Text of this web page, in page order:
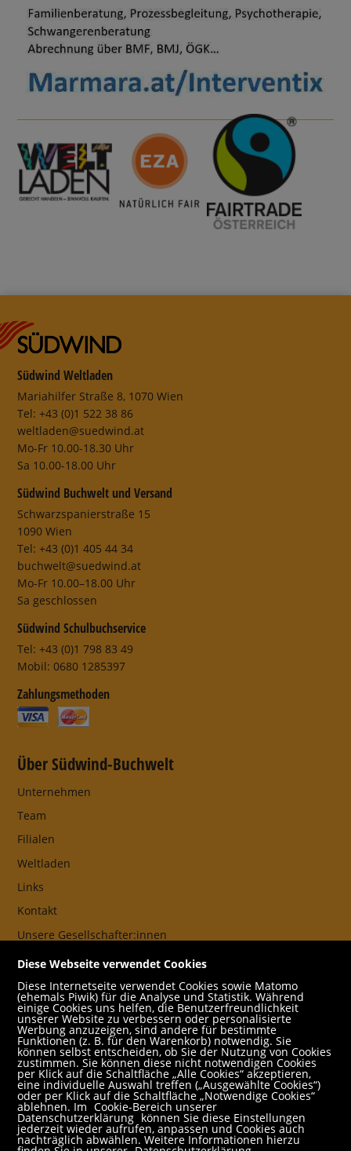
Südwind Weltladen
Mariahilfer Straße 8, 1070 Wien
Tel: +43 (0)1 522 38 86
weltladen@suedwind.at
Mo-Fr 10.00-18.30 Uhr
Sa 10.00-18.00 Uhr
Südwind Buchwelt und Versand
Schwarzspanierstraße 15
1090 Wien
Tel: +43 (0)1 405 44 34
buchwelt@suedwind.at
Mo-Fr 10.00–18.00 Uhr
Sa geschlossen
Südwind Schulbuchservice
Tel: +43 (0)1 798 83 49
Mobil: 0680 1285397
Zahlungsmethoden
Über Südwind-Buchwelt
Unternehmen
Team
Filialen
Weltladen
Links
Kontakt
Unsere Gesellschafter:innen
AGB
Impressum
Datenschutz- und Cookieerklärung
Freund:innen
Service
Jobs
Newsletter abonnieren
Schulbuchservice
Diese Webseite verwendet Cookies
Diese Internetseite verwendet Cookies sowie Matomo
(ehemals Piwik) für die Analyse und Statistik. Während
einige Cookies uns helfen, die Benutzerfreundlichkeit
unserer Website zu verbessern oder personalisierte
Werbung anzuzeigen, sind andere für bestimmte
Funktionen (z. B. für den Warenkorb) notwendig. Sie
können selbst entscheiden, ob Sie der Nutzung von Cookies
zustimmen. Sie können diese nicht notwendigen Cookies
per Klick auf die Schaltfläche „Alle Cookies“ akzeptieren,
eine individuelle Auswahl treffen („Ausgewählte Cookies“)
oder per Klick auf die Schaltfläche „Notwendige Cookies“
ablehnen. Im Cookie-Bereich unserer
Datenschutzerklärung können Sie diese Einstellungen
jederzeit wieder aufrufen, anpassen und Cookies auch
nachträglich abwählen. Weitere Informationen hierzu